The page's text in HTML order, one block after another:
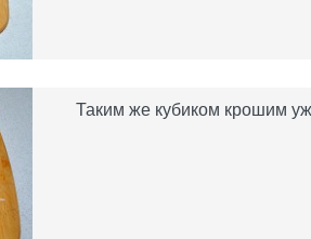
Таким же кубиком крошим